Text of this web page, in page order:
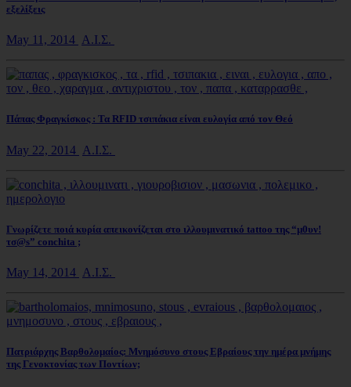
εξελίξεις
May 11, 2014 Α.Ι.Σ.
Πάπας Φραγκίσκος : Τα RFID τσιπάκια είναι ευλογία από τον Θεό
May 22, 2014 Α.Ι.Σ.
Γνωρίζετε ποιά κυρία απεικονίζεται στο ιλλουμινατικό tattoo της “μ0υν!
τσ@s” conchita ;
May 14, 2014 Α.Ι.Σ.
Πατριάρχης Βαρθολομαίος: Μνημόσυνο στους Εβραίους την ημέρα μνήμης
της Γενοκτονίας των Ποντίων;